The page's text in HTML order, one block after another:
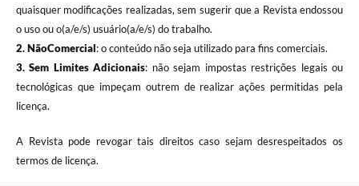
quaisquer modificações realizadas, sem sugerir que a Revista endossou
o uso ou o(a/e/s) usuário(a/e/s) do trabalho.
2. NãoComercial: o conteúdo não seja utilizado para fins comerciais.
3.Sem Limites Adicionais: não sejam impostas restrições legais ou
tecnológicas que impeçam outrem de realizar ações permitidas pela
licença.
A Revista pode revogar tais direitos caso sejam desrespeitados os
termos de licença.